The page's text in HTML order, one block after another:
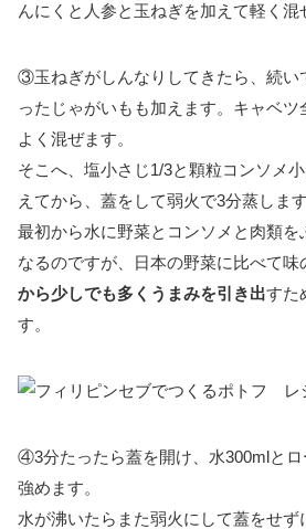
んにくと人参と玉ねぎを加えて軽く混
③玉ねぎがしんなりしてきたら、続い
ったじゃがいもも加えます。キャベツ
よく混ぜます。
そこへ、塩小さじ1/3と顆粒コンソメ
えてから、蓋をして弱火で3分蒸します
最初から水に野菜とコンソメと肉類を
なるのですが、日本の野菜に比べて味
から少しでも多くうまみを引き出すた
す。
④3分たったら蓋を開け、水300mlと
強めます。
水が沸いたらまた弱火にして蓋をせず